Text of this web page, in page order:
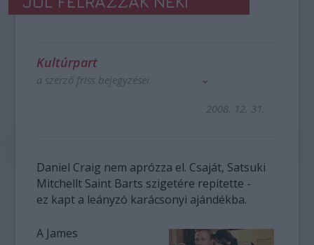
Kultúrpart
a szerző friss bejegyzései
2008. 12. 31.
Daniel Craig nem aprózza el. Csaját, Satsuki
Mitchellt Saint Barts szigetére repítette -
ez kapt a leányzó karácsonyi ajándékba.
A James